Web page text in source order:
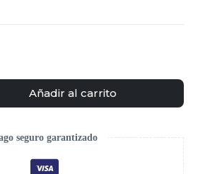
Añadir al carrito
seguro garantizado